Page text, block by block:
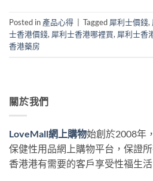
Posted in 產品心得 Tagged 犀利士價錢,
士香港價錢, 犀利士香港哪裡買, 犀利士香
香港藥房
關於我們
LoveMall網上購物始創於2008年
保健性用品網上購物平台，保證
香港港有需要的客戶享受性福生活